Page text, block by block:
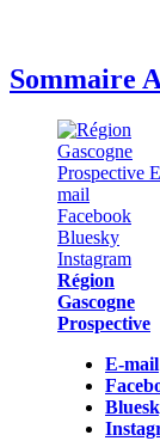
Sommaire
Région
Gascogne
Prospective
E-mail